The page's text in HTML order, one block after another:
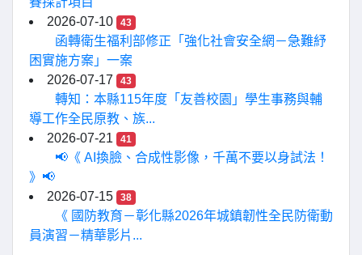
2026-07-10
43
函轉衛生福利部修正「強化社會安全網－急難紓
困實施方案」一案
2026-07-17
43
轉知：本縣115年度「友善校園」學生事務與輔
導工作全民原教、族...
2026-07-21
41
📢《 AI換臉、合成性影像，千萬不要以身試法！
》📢
2026-07-15
38
《 國防教育－彰化縣2026年城鎮韌性全民防衛動
員演習－精華影片...